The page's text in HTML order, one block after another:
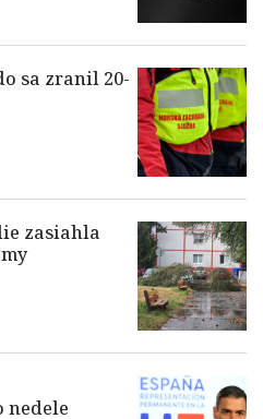
sa zranil 20-
zasiahla
nedele